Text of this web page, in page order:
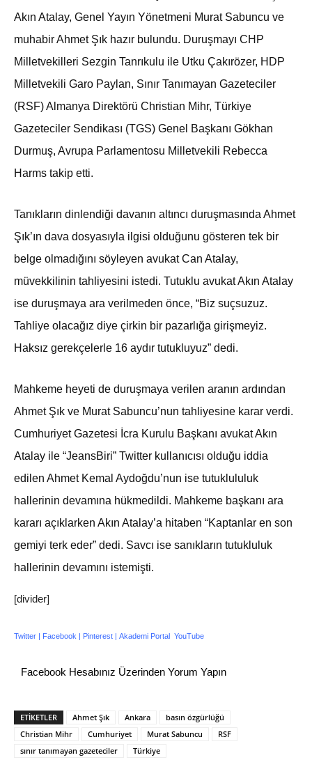
Akın Atalay, Genel Yayın Yönetmeni Murat Sabuncu ve
muhabir Ahmet Şık hazır bulundu. Duruşmayı CHP
Milletvekilleri Sezgin Tanrıkulu ile Utku Çakırözer, HDP
Milletvekili Garo Paylan, Sınır Tanımayan Gazeteciler
(RSF) Almanya Direktörü Christian Mihr, Türkiye
Gazeteciler Sendikası (TGS) Genel Başkanı Gökhan
Durmuş, Avrupa Parlamentosu Milletvekili Rebecca
Harms takip etti.
Tanıkların dinlendiği davanın altıncı duruşmasında Ahmet
Şık’ın dava dosyasıyla ilgisi olduğunu gösteren tek bir
belge olmadığını söyleyen avukat Can Atalay,
müvekkilinin tahliyesini istedi. Tutuklu avukat Akın Atalay
ise duruşmaya ara verilmeden önce, “Biz suçsuzuz.
Tahliye olacağız diye çirkin bir pazarlığa girişmeyiz.
Haksız gerekçelerle 16 aydır tutukluyuz” dedi.
Mahkeme heyeti de duruşmaya verilen aranın ardından
Ahmet Şık ve Murat Sabuncu’nun tahliyesine karar verdi.
Cumhuriyet Gazetesi İcra Kurulu Başkanı avukat Akın
Atalay ile “JeansBiri” Twitter kullanıcısı olduğu iddia
edilen Ahmet Kemal Aydoğdu’nun ise tutuklululuk
hallerinin devamına hükmedildi. Mahkeme başkanı ara
kararı açıklarken Akın Atalay’a hitaben “Kaptanlar en son
gemiyi terk eder” dedi. Savcı ise sanıkların tutukluluk
hallerinin devamını istemişti.
[divider]
Twitter | Facebook | Pinterest | Akademi Portal YouTube
Facebook Hesabınız Üzerinden Yorum Yapın
ETİKETLER Ahmet Şık Ankara
basın özgürlüğü
Christian Mihr
Cumhuriyet Murat Sabuncu
RSF
sınır tanımayan gazeteciler
Türkiye